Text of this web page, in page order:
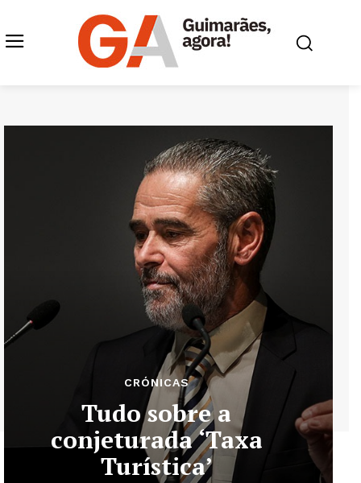
CRÓNICAS
Tudo sobre a
conjeturada ‘Taxa
Turística’